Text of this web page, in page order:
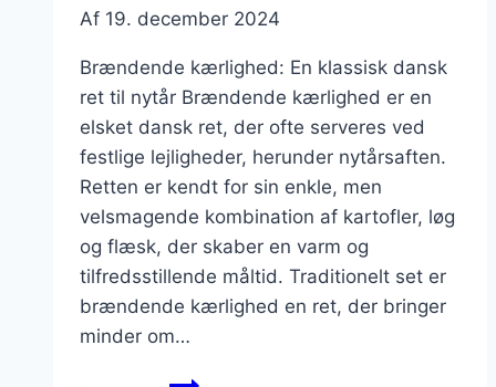
Af 19. december 2024
Brændende kærlighed: En klassisk dansk
ret til nytår Brændende kærlighed er en
elsket dansk ret, der ofte serveres ved
festlige lejligheder, herunder nytårsaften.
Retten er kendt for sin enkle, men
velsmagende kombination af kartofler, løg
og flæsk, der skaber en varm og
tilfredsstillende måltid. Traditionelt set er
brændende kærlighed en ret, der bringer
minder om…